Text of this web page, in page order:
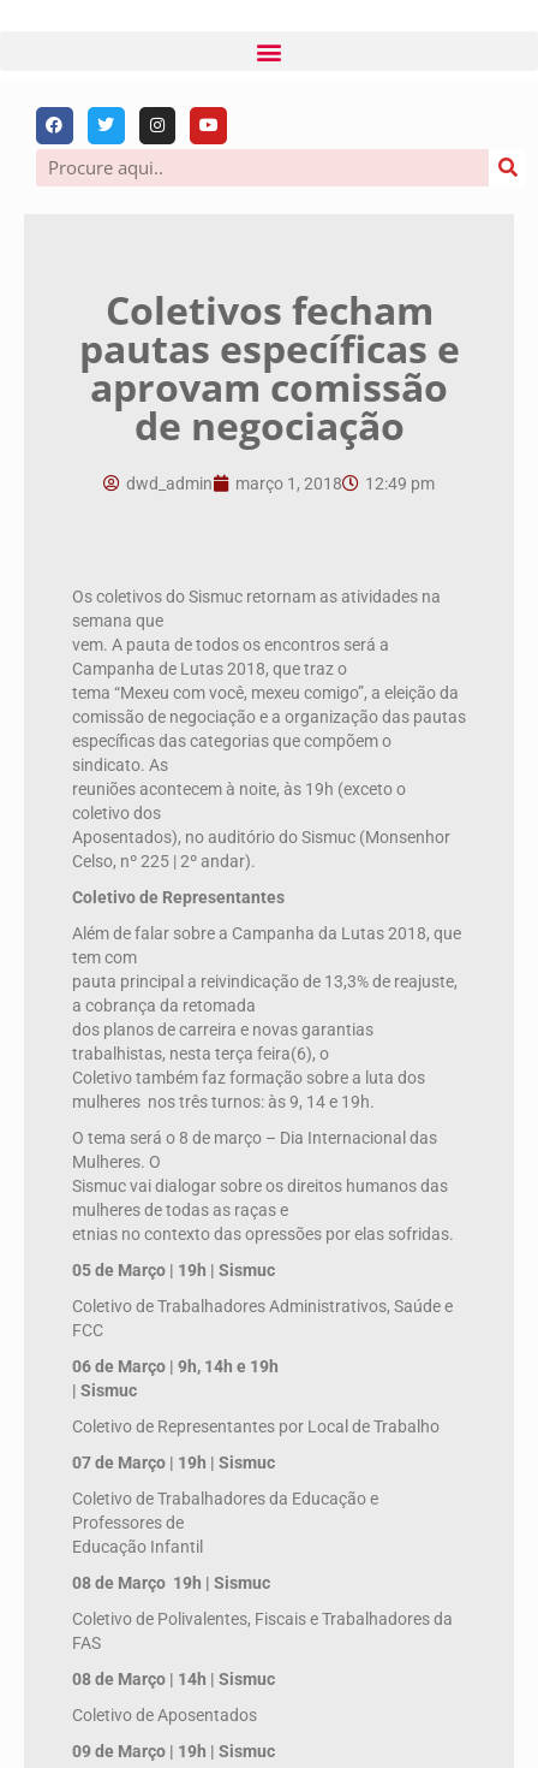
Coletivos fecham
pautas específicas e
aprovam comissão
de negociação
dwd_admin março 1, 2018 12:49 pm
Os coletivos do Sismuc retornam as atividades na
semana que
vem. A pauta de todos os encontros será a
Campanha de Lutas 2018, que traz o
tema “Mexeu com você, mexeu comigo”, a eleição da
comissão de negociação e a organização das pautas
específicas das categorias que compõem o
sindicato. As
reuniões acontecem à noite, às 19h (exceto o
coletivo dos
Aposentados), no auditório do Sismuc (Monsenhor
Celso, nº 225 | 2º andar).
Coletivo de Representantes
Além de falar sobre a Campanha da Lutas 2018, que
tem com
pauta principal a reivindicação de 13,3% de reajuste,
a cobrança da retomada
dos planos de carreira e novas garantias
trabalhistas, nesta terça feira(6), o
Coletivo também faz formação sobre a luta dos
mulheres nos três turnos: às 9, 14 e 19h.
O tema será o 8 de março – Dia Internacional das
Mulheres. O
Sismuc vai dialogar sobre os direitos humanos das
mulheres de todas as raças e
etnias no contexto das opressões por elas sofridas.
05 de Março | 19h | Sismuc
Coletivo de Trabalhadores Administrativos, Saúde e
FCC
06 de Março | 9h, 14h e 19h
| Sismuc
Coletivo de Representantes por Local de Trabalho
07 de Março | 19h | Sismuc
Coletivo de Trabalhadores da Educação e
Professores de
Educação Infantil
08 de Março 19h | Sismuc
Coletivo de Polivalentes, Fiscais e Trabalhadores da
FAS
08 de Março | 14h | Sismuc
Coletivo de Aposentados
09 de Março | 19h | Sismuc